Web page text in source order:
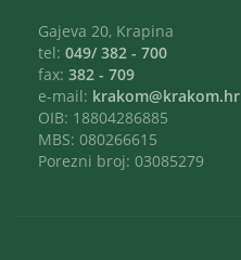
Gajeva 20, Krapina
tel: 049/ 382 - 700
fax: 382 - 709
e-mail: krakom@krakom.hr
OIB: 18804286885
MBS: 080266615
Porezni broj: 03085279